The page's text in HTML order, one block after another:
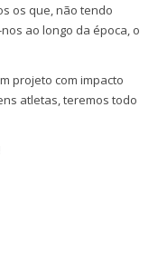
os que, não tendo
ao longo da época, o
projeto com impacto
atletas, teremos todo